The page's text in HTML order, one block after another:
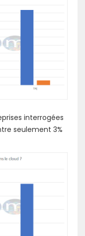
interrogées
seulement 3%